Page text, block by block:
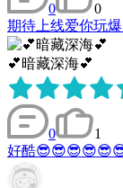
0
0
期待上线爱你玩
💕暗藏深海💕
0
1
好酷